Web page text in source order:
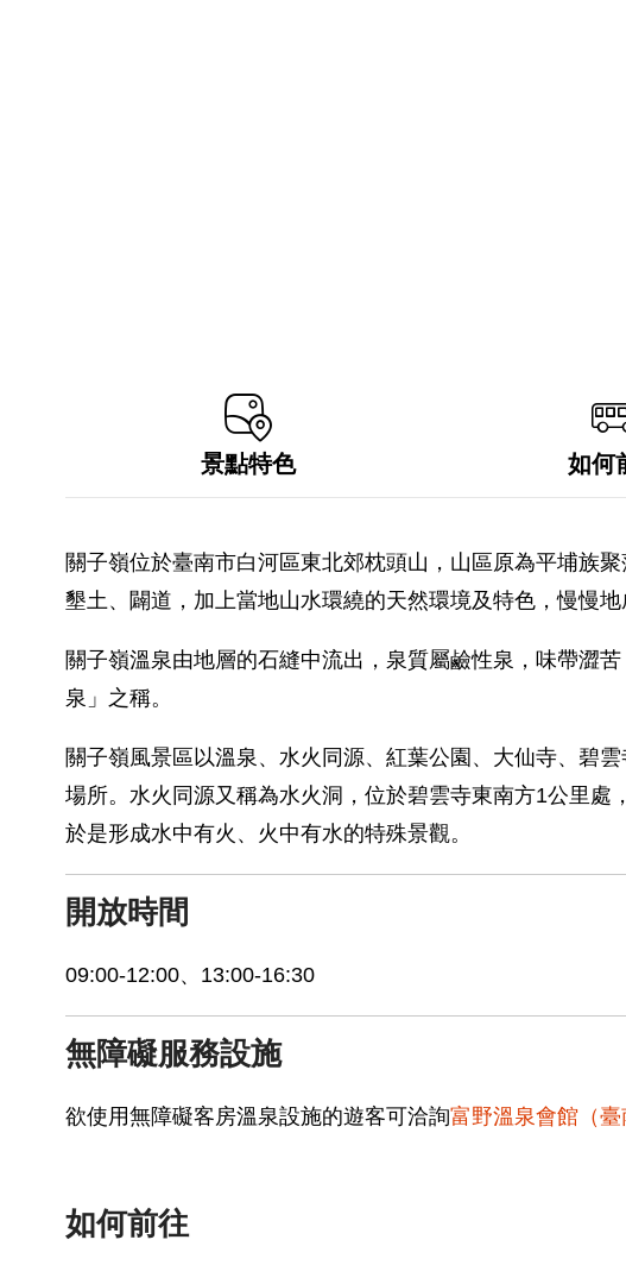
景點特色 如何
關子嶺位於臺南市白河區東北郊枕頭山，山區原為平埔族
墾土、闢道，加上當地山水環繞的天然環境及特色，慢慢
關子嶺溫泉由地層的石縫中流出，泉質屬鹼性泉，味帶澀
泉」之稱。
關子嶺風景區以溫泉、水火同源、紅葉公園、大仙寺、碧
場所。水火同源又稱為水火洞，位於碧雲寺東南方1公里處
於是形成水中有火、火中有水的特殊景觀。
開放時間
09:00-12:00、13:00-16:30
無障礙服務設施
欲使用無障礙客房溫泉設施的遊客可洽詢富野溫泉會館（臺
如何前往